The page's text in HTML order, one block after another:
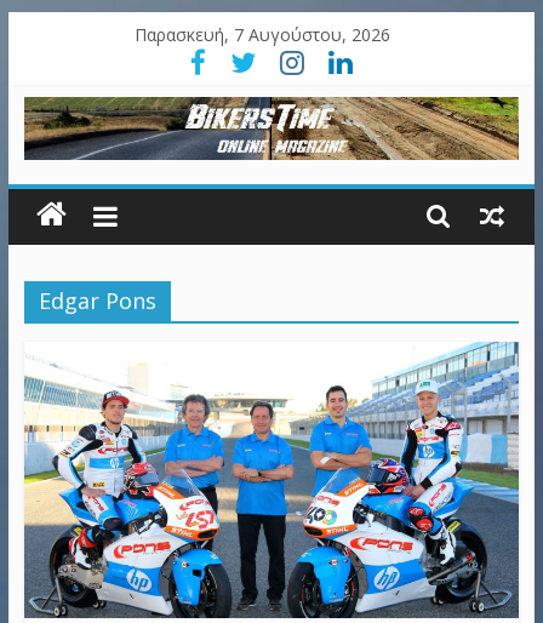
Παρασκευή, 7 Αυγούστου, 2026
Edgar Pons